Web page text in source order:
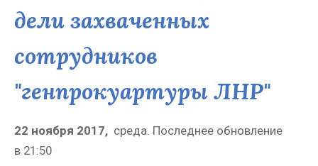
дели захваченных
сотрудников
"генпрокуартуры ЛНР"
22 ноября 2017, среда. Последнее обновление
в 21:50